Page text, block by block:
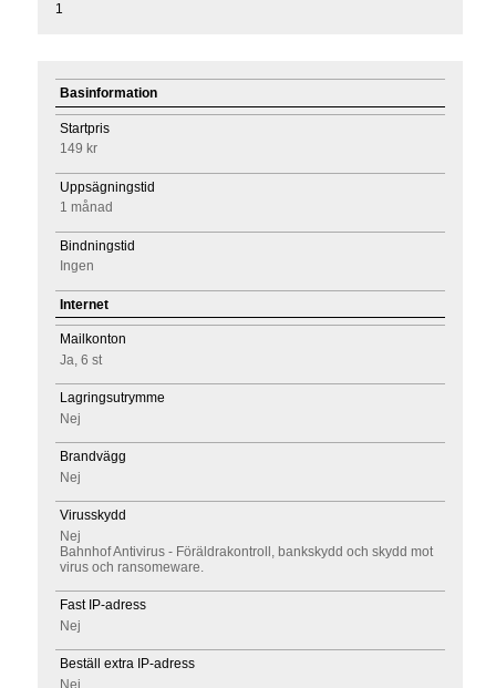
1
Basinformation
Startpris
149 kr
Uppsägningstid
1 månad
Bindningstid
Ingen
Internet
Mailkonton
Ja, 6 st
Lagringsutrymme
Nej
Brandvägg
Nej
Virusskydd
Nej
Bahnhof Antivirus - Föräldrakontroll, bankskydd och skydd mot
virus och ransomeware.
Fast IP-adress
Nej
Beställ extra IP-adress
Nej